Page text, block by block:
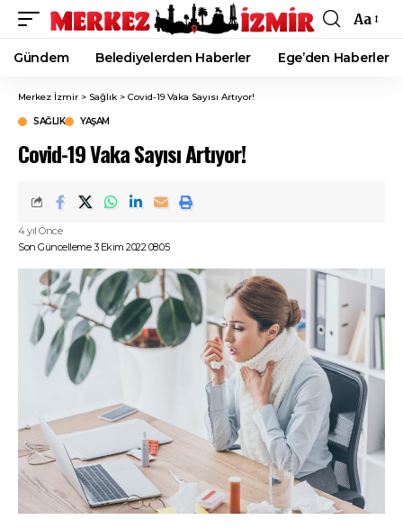
Font
Resizer
Aa
Gündem Belediyelerden Haberler Ege’den Haberler
Merkez İzmir > Sağlık > Covid-19 Vaka Sayısı Artıyor!
SAĞLIK YAŞAM
Covid-19 Vaka Sayısı Artıyor!
Son Güncelleme 3 Ekim 2022 08:05
4 yıl Önce